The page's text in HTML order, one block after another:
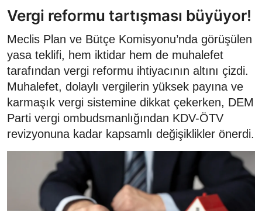
Vergi reformu tartışması büyüyor!
Meclis Plan ve Bütçe Komisyonu’nda görüşülen
yasa teklifi, hem iktidar hem de muhalefet
tarafından vergi reformu ihtiyacının altını çizdi.
Muhalefet, dolaylı vergilerin yüksek payına ve
karmaşık vergi sistemine dikkat çekerken, DEM
Parti vergi ombudsmanlığından KDV-ÖTV
revizyonuna kadar kapsamlı değişiklikler önerdi.